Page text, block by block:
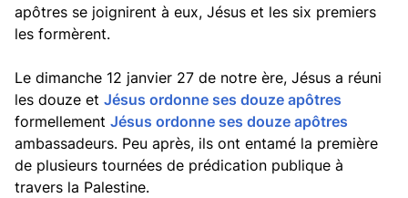
apôtres se joignirent à eux, Jésus et les six premiers
les formèrent.
Le dimanche 12 janvier 27 de notre ère, Jésus a réuni
les douze et Jésus ordonne ses douze apôtres
formellement Jésus ordonne ses douze apôtres
ambassadeurs. Peu après, ils ont entamé la première
de plusieurs tournées de prédication publique à
travers la Palestine.